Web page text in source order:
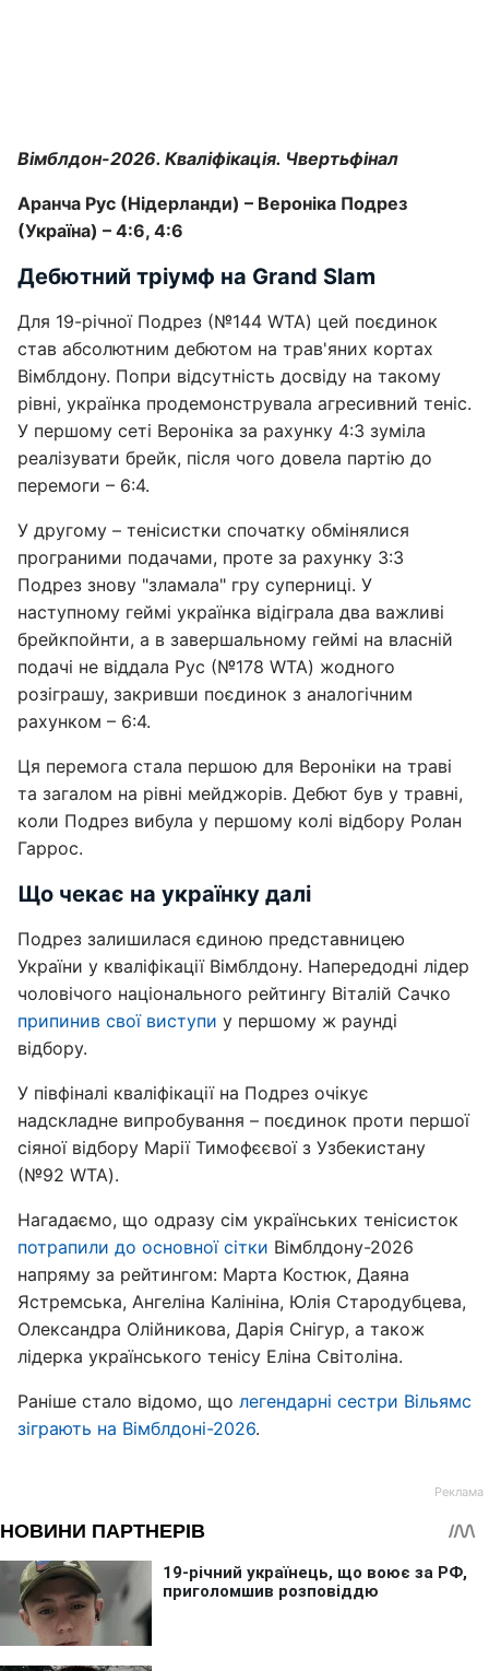
Вімблдон-2026. Кваліфікація. Чвертьфінал
Аранча Рус (Нідерланди) – Вероніка Подрез
(Україна) – 4:6, 4:6
Дебютний тріумф на Grand Slam
Для 19-річної Подрез (№144 WTA) цей поєдинок
став абсолютним дебютом на трав'яних кортах
Вімблдону. Попри відсутність досвіду на такому
рівні, українка продемонструвала агресивний теніс.
У першому сеті Вероніка за рахунку 4:3 зуміла
реалізувати брейк, після чого довела партію до
перемоги – 6:4.
У другому – тенісистки спочатку обмінялися
програними подачами, проте за рахунку 3:3
Подрез знову "зламала" гру суперниці. У
наступному геймі українка відіграла два важливі
брейкпойнти, а в завершальному геймі на власній
подачі не віддала Рус (№178 WTA) жодного
розіграшу, закривши поєдинок з аналогічним
рахунком – 6:4.
Ця перемога стала першою для Вероніки на траві
та загалом на рівні мейджорів. Дебют був у травні,
коли Подрез вибула у першому колі відбору Ролан
Гаррос.
Що чекає на українку далі
Подрез залишилася єдиною представницею
України у кваліфікації Вімблдону. Напередодні лідер
чоловічого національного рейтингу Віталій Сачко
припинив свої виступи у першому ж раунді
відбору.
У півфіналі кваліфікації на Подрез очікує
надскладне випробування – поєдинок проти першої
сіяної відбору Марії Тимофєєвої з Узбекистану
(№92 WTA).
Нагадаємо, що одразу сім українських тенісисток
потрапили до основної сітки Вімблдону-2026
напряму за рейтингом: Марта Костюк, Даяна
Ястремська, Ангеліна Калініна, Юлія Стародубцева,
Олександра Олійникова, Дарія Снігур, а також
лідерка українського тенісу Еліна Світоліна.
Раніше стало відомо, що легендарні сестри Вільямс
зіграють на Вімблдоні-2026.